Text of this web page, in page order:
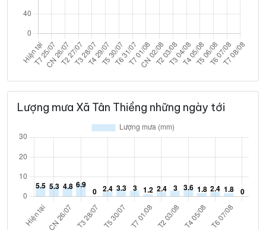
Lượng mưa Xã Tân Thiềng những ngày tới